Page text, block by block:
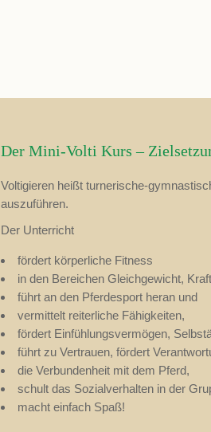
Der Mini-Volti Kurs –
Voltigieren heißt turnerische-
auszuführen.
Der Unterricht
fördert körperliche Fitness
in den Bereichen Gleichgewicht,
führt an den Pferdesport heran und
vermittelt reiterliche Fähigkeiten,
fördert Einfühlungsvermögen,
führt zu Vertrauen, fördert
die Verbundenheit mit dem Pferd,
schult das Sozialverhalten in der
macht einfach Spaß!